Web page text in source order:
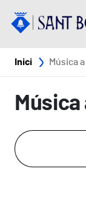
Fil
Inici Música